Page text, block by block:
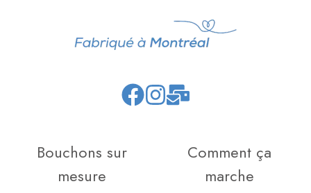
JoinBrowse
GitHub
projects
Bouchons sur
mesure
Comment ça
marche